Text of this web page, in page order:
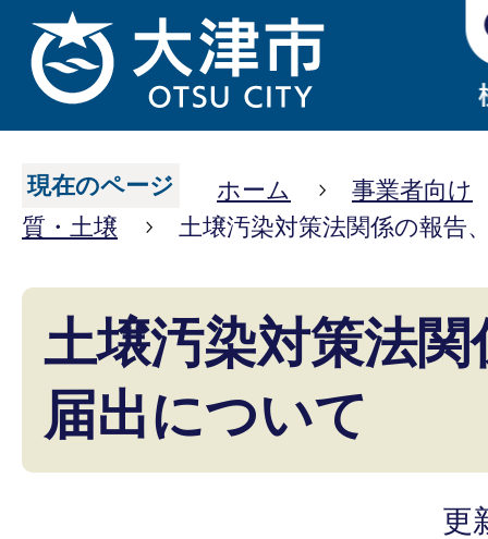
現在のページ ホーム
事業者向け
質・土壌
土壌汚染対策法関係の報告
土壌汚染対策法
届出について
更